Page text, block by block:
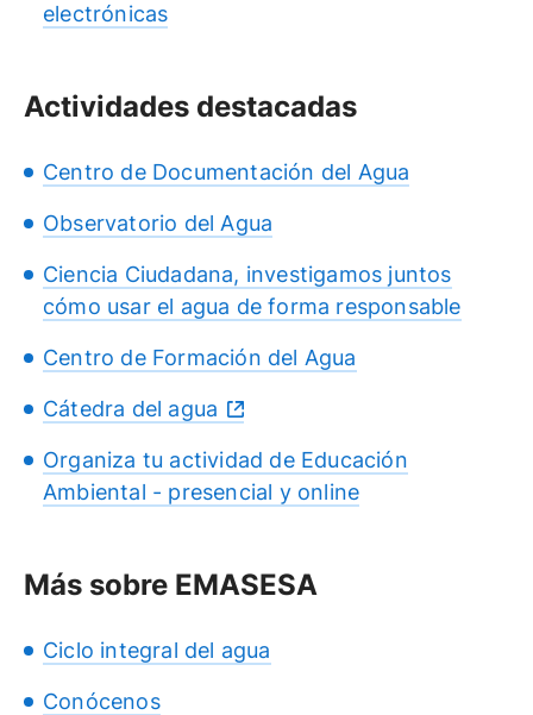
electrónicas
Actividades destacadas
Centro de Documentación del Agua
Observatorio del Agua
Ciencia Ciudadana, investigamos juntos
cómo usar el agua de forma responsable
Centro de Formación del Agua
Cátedra del agua
Organiza tu actividad de Educación
Ambiental - presencial y online
Más sobre EMASESA
Ciclo integral del agua
Conócenos